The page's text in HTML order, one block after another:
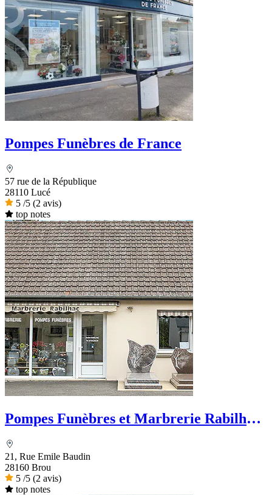
Pompes Funèbres de France
57 rue de la République
28110 Lucé
5 /5 (2 avis)
top notes
Pompes Funèbres et Marbrerie Rabilhac
21, Rue Emile Baudin
28160 Brou
5 /5 (2 avis)
top notes